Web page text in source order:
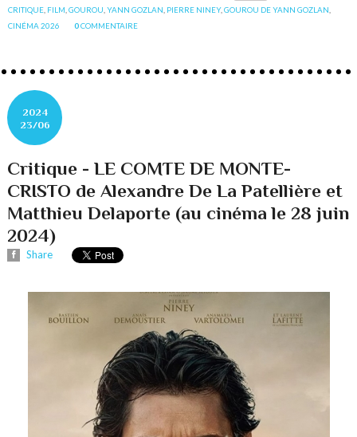
CRITIQUE FILM ,GOUROU ,YANN GOZLAN PIERRE NINEY,GOUROU DE YANN GOZLAN
CINÉMA 2026
0COMMENTAIRE
2024
23/06
Critique - LE COMTE DE MONTE-
CRISTO de Alexandre De La Patellière et
Matthieu Delaporte (au cinéma le 28 juin
2024)
Share